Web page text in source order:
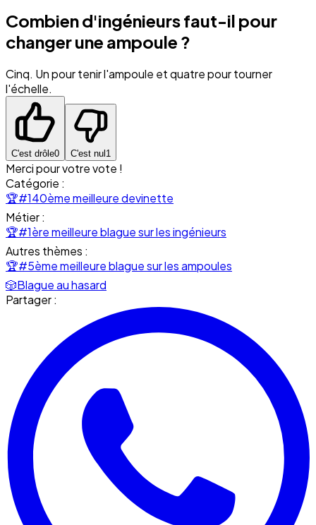
Combien d'ingénieurs faut-il pour
changer une ampoule ?
Cinq. Un pour tenir l'ampoule et quatre pour tourner
l'échelle.
C'est drôle0 C'est nul 1
Merci pour votre vote !
Catégorie :
🏆#140ème meilleure devinette
Métier :
🏆#1ère meilleure blague sur les ingénieurs
Autres thèmes :
🏆#5ème meilleure blague sur les ampoules
🎲Blague au hasard
Partager :